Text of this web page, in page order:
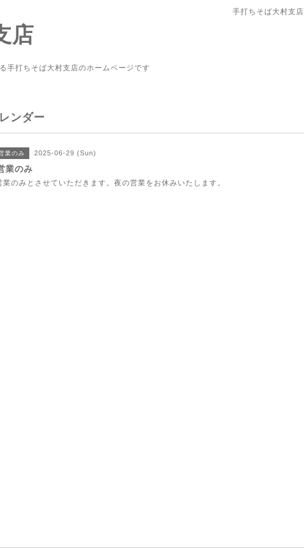
手打ちそば大村支店
店
打ちそば大村支店のホームページです
ンダー
業のみ 2025-06-29 (Sun)
業のみ
業のみとさせていただきます。夜の営業をお休みいたします。